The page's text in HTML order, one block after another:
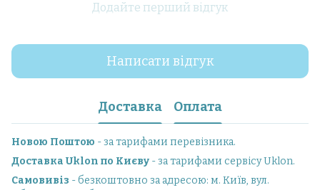
Додайте перший відгук
Написати відгук
Доставка Оплата
Новою Поштою - за тарифами перевізника.
Доставка Uklon по Києву - за тарифами сервісу Uklon.
Самовивіз - безкоштовно за адресою: м. Київ, вул.